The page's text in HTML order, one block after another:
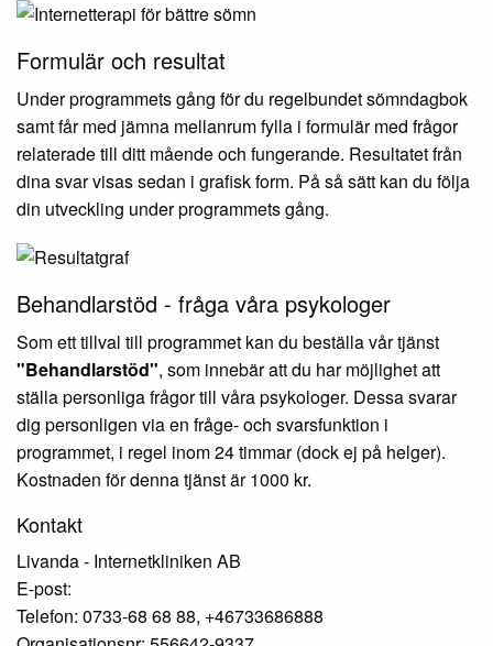
Formulär och resultat
Under programmets gång för du regelbundet sömndagbok
samt får med jämna mellanrum fylla i formulär med frågor
relaterade till ditt mående och fungerande. Resultatet från
dina svar visas sedan i grafisk form. På så sätt kan du följa
din utveckling under programmets gång.
Behandlarstöd - fråga våra psykologer
Som ett tillval till programmet kan du beställa vår tjänst
"Behandlarstöd", som innebär att du har möjlighet att
ställa personliga frågor till våra psykologer. Dessa svarar
dig personligen via en fråge- och svarsfunktion i
programmet, i regel inom 24 timmar (dock ej på helger).
Kostnaden för denna tjänst är 1000 kr.
Kontakt
Livanda - Internetkliniken AB
E-post:
Telefon: 0733-68 68 88, +46733686888